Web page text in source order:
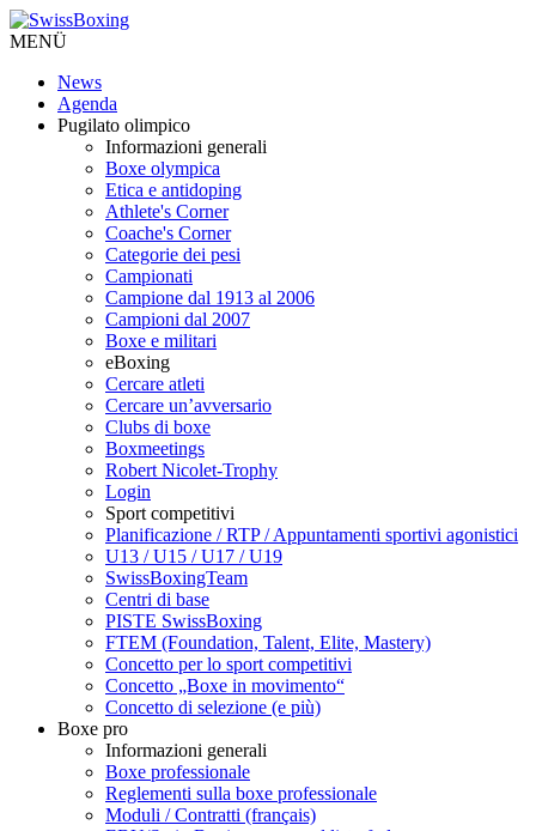
MENÜ
News
Agenda
Pugilato olimpico
Informazioni generali
Boxe olympica
Etica e antidoping
Athlete's Corner
Coache's Corner
Categorie dei pesi
Campionati
Campione dal 1913 al 2006
Campioni dal 2007
Boxe e militari
eBoxing
Cercare atleti
Cercare un’avversario
Clubs di boxe
Boxmeetings
Robert Nicolet-Trophy
Login
Sport competitivi
Planificazione / RTP / Appuntamenti sportivi agonistici
U13 / U15 / U17 / U19
SwissBoxingTeam
Centri di base
PISTE SwissBoxing
FTEM (Foundation, Talent, Elite, Mastery)
Concetto per lo sport competitivi
Concetto „Boxe in movimento“
Concetto di selezione (e più)
Boxe pro
Informazioni generali
Boxe professionale
Reglementi sulla boxe professionale
Moduli / Contratti (français)